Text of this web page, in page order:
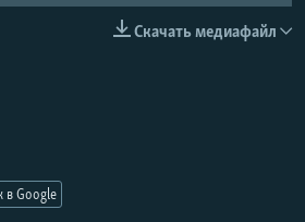
Скачать медиафайл
в Google